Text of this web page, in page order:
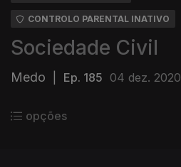
CONTROLO PARENTAL INATIVO
Sociedade Civil
Medo Ep. 185 04 dez. 2020
opções